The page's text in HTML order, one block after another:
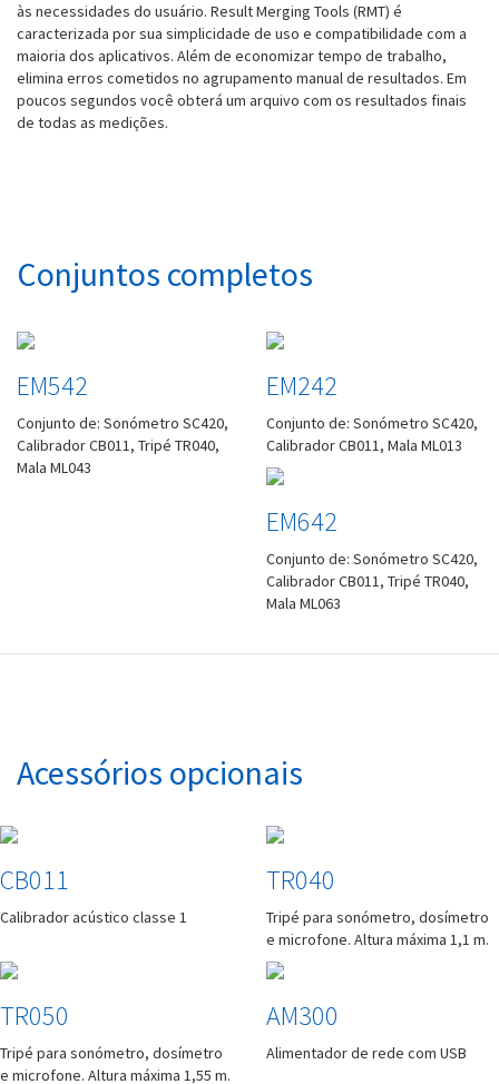
às necessidades do usuário. Result Merging Tools (RMT) é
caracterizada por sua simplicidade de uso e compatibilidade com a
maioria dos aplicativos. Além de economizar tempo de trabalho,
elimina erros cometidos no agrupamento manual de resultados. Em
poucos segundos você obterá um arquivo com os resultados finais
de todas as medições.
Conjuntos completos
EM542
Conjunto de: Sonómetro SC420,
Calibrador CB011, Tripé TR040,
Mala ML043
EM242
Conjunto de: Sonómetro SC420,
Calibrador CB011, Mala ML013
EM642
Conjunto de: Sonómetro SC420,
Calibrador CB011, Tripé TR040,
Mala ML063
Acessórios opcionais
CB011
Calibrador acústico classe 1
TR040
Tripé para sonómetro, dosímetro
e microfone. Altura máxima 1,1 m.
TR050
Tripé para sonómetro, dosímetro
e microfone. Altura máxima 1,55 m.
AM300
Alimentador de rede com USB